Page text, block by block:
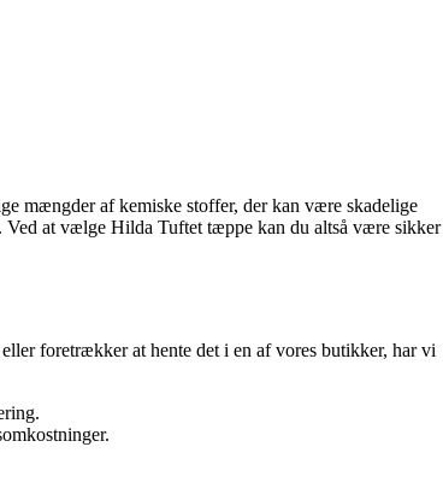
mængder af kemiske stoffer, der kan være skadelige
at vælge Hilda Tuftet tæppe kan du altså være sikker
foretrækker at hente det i en af vores butikker, har vi